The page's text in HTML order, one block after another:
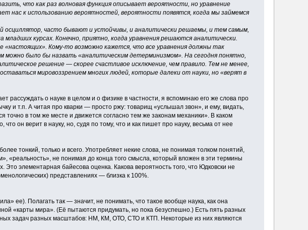
что как раз волновая функция описывает вероятности, но уравнение
нас к использованию вероятностей, вероятности появятся, когда мы займемся
осциллятор, часто бывают и устойчивы, и аналитически решаемы, и тем самым,
курсах. Конечно, приятно, когда уравнения решаются аналитически.
Кому-то возможно кажется, что все уравнения должны так
можно было бы назвать «аналитическим детерминизмом». На сегодня понятно,
решение — скорее счастливое исключение, чем правило. Тем не менее,
мировоззрением многих людей, которые далеки от науки, но «верят в
рассуждать о науке в целом и о физике в частности, я вспоминаю его же слова про
и т.п. А читая про кварки — просто ржу: товарищ «услышал звон», и ему, видать,
точно в том же месте и движется согласно тем же законам механики». В каком
что он верит в науку, но, судя по тому, что и как пишет про науку, весьма от нее
тонкий, только и всего. Употребляет некие слова, не понимая толком понятий,
«реальность», не понимая до конца того смысла, который вложен в эти термины
элементарная байесова оценка. Какова вероятность того, что Юдковски не
представлениях — близка к 100%.
ее). Полагать так — значит, не понимать, что такое вообще наука, как она
«карты мира». (Её пытаются придумать, но пока безуспешно.) Есть пять разных
задач разных масштабов: НМ, КМ, ОТО, СТО и КТП. Некоторые из них являются